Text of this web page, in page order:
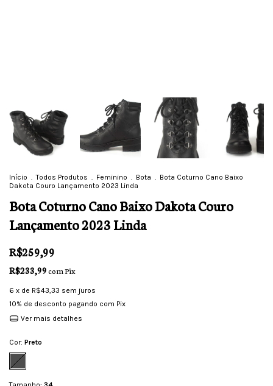
Início . Todos Produtos . Feminino . Bota . Bota Coturno Cano Baixo
Dakota Couro Lançamento 2023 Linda
Bota Coturno Cano Baixo Dakota Couro
Lançamento 2023 Linda
R$259,99
R$233,99comPix
6 x de R$43,33 sem juros
10% de desconto pagando com Pix
Ver mais detalhes
Cor: Preto